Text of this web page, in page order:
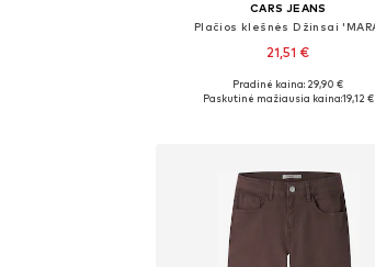
CARS JEANS
Plačios klešnės Džinsai
21,51 €
Yra daugybė dydžių
Pradinė kaina: 29,90 €
Paskutinė mažiausia kaina:19,12 €